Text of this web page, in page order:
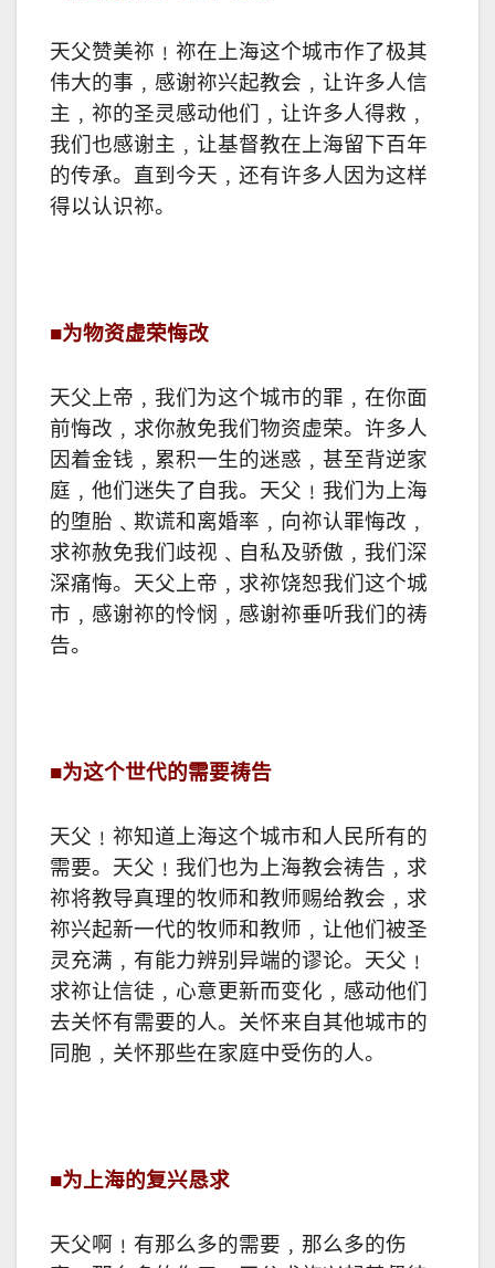
天父赞美祢﹗祢在上海这个城市作了极其
伟大的事﹐感谢祢兴起教会﹐让许多人信
主﹐祢的圣灵感动他们﹐让许多人得救﹐
我们也感谢主﹐让基督教在上海留下百年
的传承。直到今天﹐还有许多人因为这样
得以认识祢。
■为物资虚荣悔改
天父上帝﹐我们为这个城市的罪﹐在你面
前悔改﹐求你赦免我们物资虚荣。许多人
因着金钱﹐累积一生的迷惑﹐甚至背逆家
庭﹐他们迷失了自我。天父﹗我们为上海
的堕胎﹑欺谎和离婚率﹐向祢认罪悔改﹐
求祢赦免我们歧视﹑自私及骄傲﹐我们深
深痛悔。天父上帝﹐求祢饶恕我们这个城
市﹐感谢祢的怜悯﹐感谢祢垂听我们的祷
告。
■为这个世代的需要祷告
天父﹗祢知道上海这个城市和人民所有的
需要。天父﹗我们也为上海教会祷告﹐求
祢将教导真理的牧师和教师赐给教会﹐求
祢兴起新一代的牧师和教师﹐让他们被圣
灵充满﹐有能力辨别异端的谬论。天父﹗
求祢让信徒﹐心意更新而变化﹐感动他们
去关怀有需要的人。关怀来自其他城市的
同胞﹐关怀那些在家庭中受伤的人。
■为上海的复兴恳求
天父啊﹗有那么多的需要﹐那么多的伤